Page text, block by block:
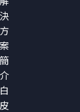
決
方
案
簡
介
白
皮